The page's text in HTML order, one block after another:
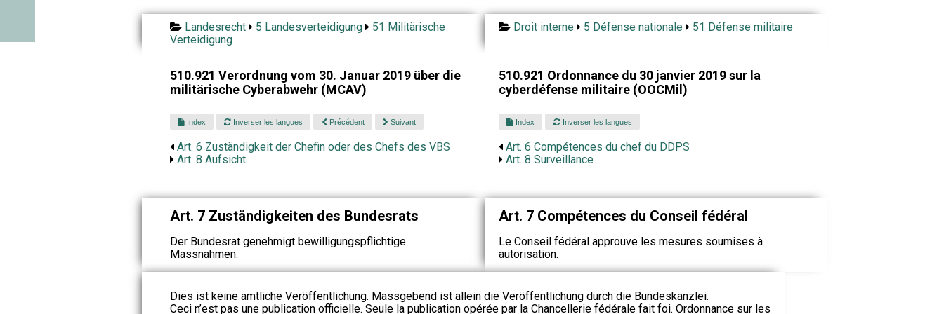
Landesrecht 5 Landesverteidigung
51 Militärische
Verteidigung
Droit interne 5 Défense nationale 51 Défense militaire
510.921 Verordnung vom 30. Januar 2019 über die
militärische Cyberabwehr (MCAV)
510.921 Ordonnance du 30 janvier 2019 sur la
cyberdéfense militaire (OOCMil)
Index Inverser les langues Précédent Suivant
Art. 6 Zuständigkeit der Chefin oder des Chefs des VBS
Art. 8 Aufsicht
Index Inverser les langues
Art. 6 Compétences du chef du DDPS
Art. 8 Surveillance
Art. 7 Zuständigkeiten des Bundesrats
Der Bundesrat genehmigt bewilligungspflichtige
Massnahmen.
Art. 7 Compétences du Conseil fédéral
Le Conseil fédéral approuve les mesures soumises à
autorisation.
Dies ist keine amtliche Veröffentlichung. Massgebend ist allein die Veröffentlichung durch die Bundeskanzlei.
Ceci n’est pas une publication officielle. Seule la publication opérée par la Chancellerie fédérale fait foi. Ordonnance sur les